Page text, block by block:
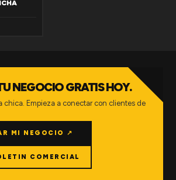
NEGOCIO GRATIS HOY.
chica. Empieza a conectar con clientes de
MI NEGOCIO ↗
COMERCIAL